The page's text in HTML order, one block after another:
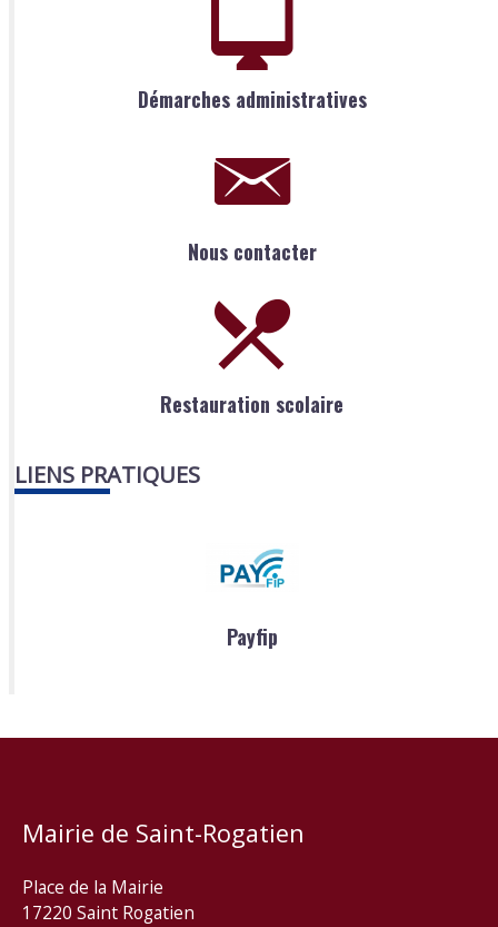
Démarches administratives
Nous contacter
Restauration scolaire
LIENS PRATIQUES
Payfip
Mairie de Saint-Rogatien
Place de la Mairie
17220 Saint Rogatien